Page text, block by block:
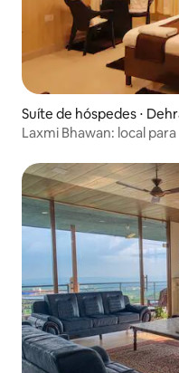
Suíte de hóspedes ⋅
Laxmi Bhawan: local